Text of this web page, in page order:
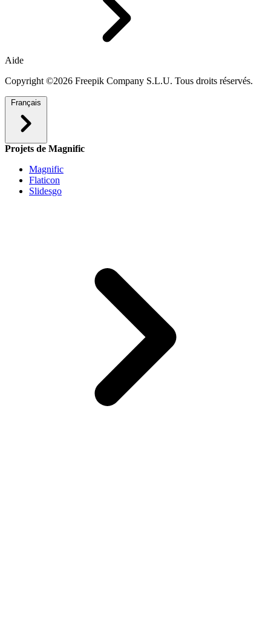
Aide
Copyright ©2026 Freepik Company S.L.U. Tous droits réservés.
Français
Projets de Magnific
Magnific
Flaticon
Slidesgo